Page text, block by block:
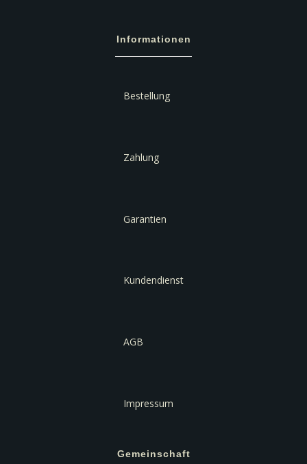
Informationen
Bestellung
Zahlung
Garantien
Kundendienst
AGB
Impressum
Gemeinschaft